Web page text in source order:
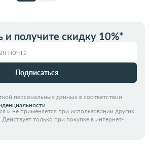
получите скидку 10%*
Подписаться
персональных данных в соответствии
и не применяется при использовании других
только при покупке в интернет-